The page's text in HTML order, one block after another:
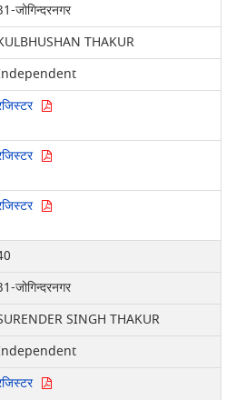
जोगिन्दरनगर
THAKUR
जोगिन्दरनगर
SINGH THAKUR